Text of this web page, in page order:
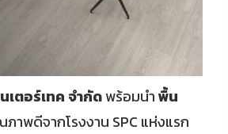
เตอร์เทค จำกัดพร้อมนำพื้น
าพดีจากโรงงาน SPC แห่งแรก